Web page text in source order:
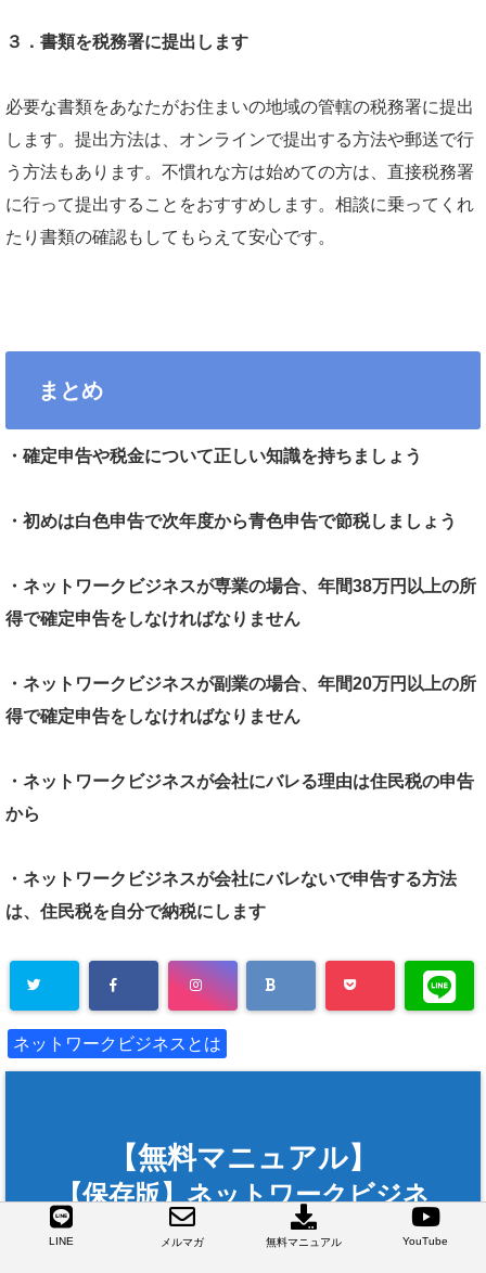
３．書類を税務署に提出します
必要な書類をあなたがお住まいの地域の管轄の税務署に提出
します。提出方法は、オンラインで提出する方法や郵送で行
う方法もあります。不慣れな方は始めての方は、直接税務署
に行って提出することをおすすめします。相談に乗ってくれ
たり書類の確認もしてもらえて安心です。
まとめ
・確定申告や税金について正しい知識を持ちましょう
・初めは白色申告で次年度から青色申告で節税しましょう
・ネットワークビジネスが専業の場合、年間38万円以上の所
得で確定申告をしなければなりません
・ネットワークビジネスが副業の場合、年間20万円以上の所
得で確定申告をしなければなりません
・ネットワークビジネスが会社にバレる理由は住民税の申告
から
・ネットワークビジネスが会社にバレないで申告する方法
は、住民税を自分で納税にします
ネットワークビジネスとは
【無料マニュアル】
【保存版】ネットワークビジネ
スの教科書（93ページ）
LINE メルマガ 無料マニュアル YouTube